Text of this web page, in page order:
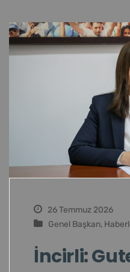
26 Temmuz 2026
Genel Başkan,
İncirli: